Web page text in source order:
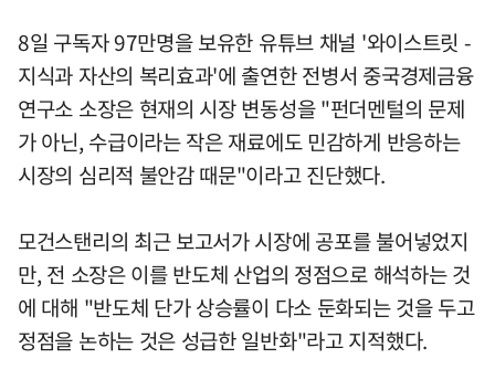
8일 구독자 97만명을 보유한 유튜브 채널 '와이스트릿 -
지식과 자산의 복리효과'에 출연한 전병서 중국경제금융
연구소 소장은 현재의 시장 변동성을 "펀더멘털의 문제
가 아닌, 수급이라는 작은 재료에도 민감하게 반응하는
시장의 심리적 불안감 때문"이라고 진단했다.
모건스탠리의 최근 보고서가 시장에 공포를 불어넣었지
만, 전 소장은 이를 반도체 산업의 정점으로 해석하는 것
에 대해 "반도체 단가 상승률이 다소 둔화되는 것을 두고
정점을 논하는 것은 성급한 일반화"라고 지적했다.